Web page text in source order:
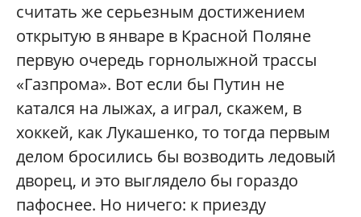
считать же серьезным достижением
открытую в январе в Красной Поляне
первую очередь горнолыжной трассы
«Газпрома». Вот если бы Путин не
катался на лыжах, а играл, скажем, в
хоккей, как Лукашенко, то тогда первым
делом бросились бы возводить ледовый
дворец, и это выглядело бы гораздо
пафоснее. Но ничего: к приезду